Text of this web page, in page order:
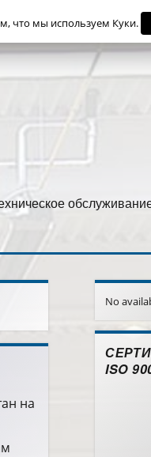
на
No
ISO
что мы используем Куки.